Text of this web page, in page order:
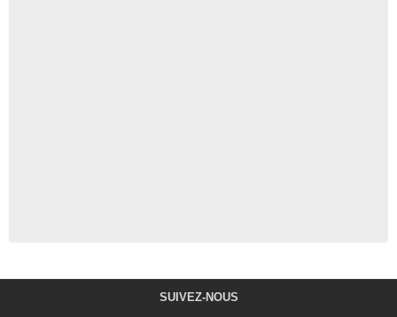
SUIVEZ-NOUS